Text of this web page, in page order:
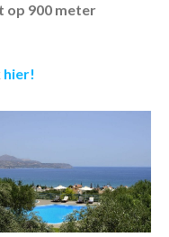
op 900 meter
hier!